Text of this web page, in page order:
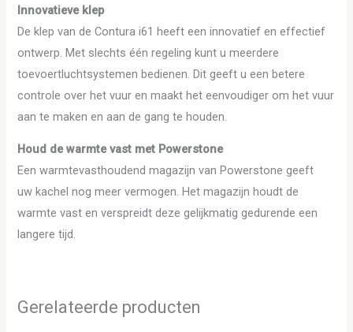
Innovatieve klep
De klep van de Contura i61 heeft een innovatief en effectief
ontwerp. Met slechts één regeling kunt u meerdere
toevoertluchtsystemen bedienen. Dit geeft u een betere
controle over het vuur en maakt het eenvoudiger om het vuur
aan te maken en aan de gang te houden.
Houd de warmte vast met Powerstone
Een warmtevasthoudend magazijn van Powerstone geeft
uw kachel nog meer vermogen. Het magazijn houdt de
warmte vast en verspreidt deze gelijkmatig gedurende een
langere tijd.
Gerelateerde producten